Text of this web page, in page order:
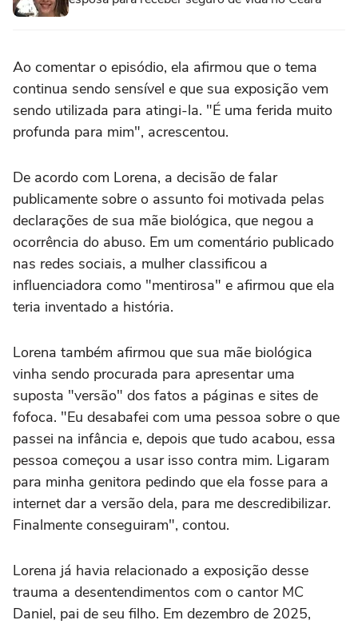
Ao comentar o episódio, ela afirmou que o tema
continua sendo sensível e que sua exposição vem
sendo utilizada para atingi-la. "É uma ferida muito
profunda para mim", acrescentou.
De acordo com Lorena, a decisão de falar
publicamente sobre o assunto foi motivada pelas
declarações de sua mãe biológica, que negou a
ocorrência do abuso. Em um comentário publicado
nas redes sociais, a mulher classificou a
influenciadora como "mentirosa" e afirmou que ela
teria inventado a história.
Lorena também afirmou que sua mãe biológica
vinha sendo procurada para apresentar uma
suposta "versão" dos fatos a páginas e sites de
fofoca. "Eu desabafei com uma pessoa sobre o que
passei na infância e, depois que tudo acabou, essa
pessoa começou a usar isso contra mim. Ligaram
para minha genitora pedindo que ela fosse para a
internet dar a versão dela, para me descredibilizar.
Finalmente conseguiram", contou.
Lorena já havia relacionado a exposição desse
trauma a desentendimentos com o cantor MC
Daniel, pai de seu filho. Em dezembro de 2025,